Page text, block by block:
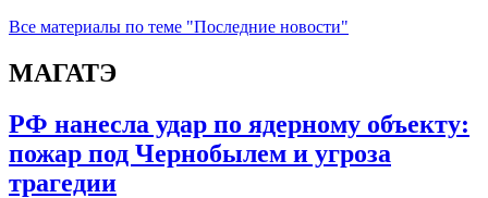
Все материалы по теме "Последние новости"
МАГАТЭ
РФ нанесла удар по ядерному объекту:
пожар под Чернобылем и угроза
трагедии